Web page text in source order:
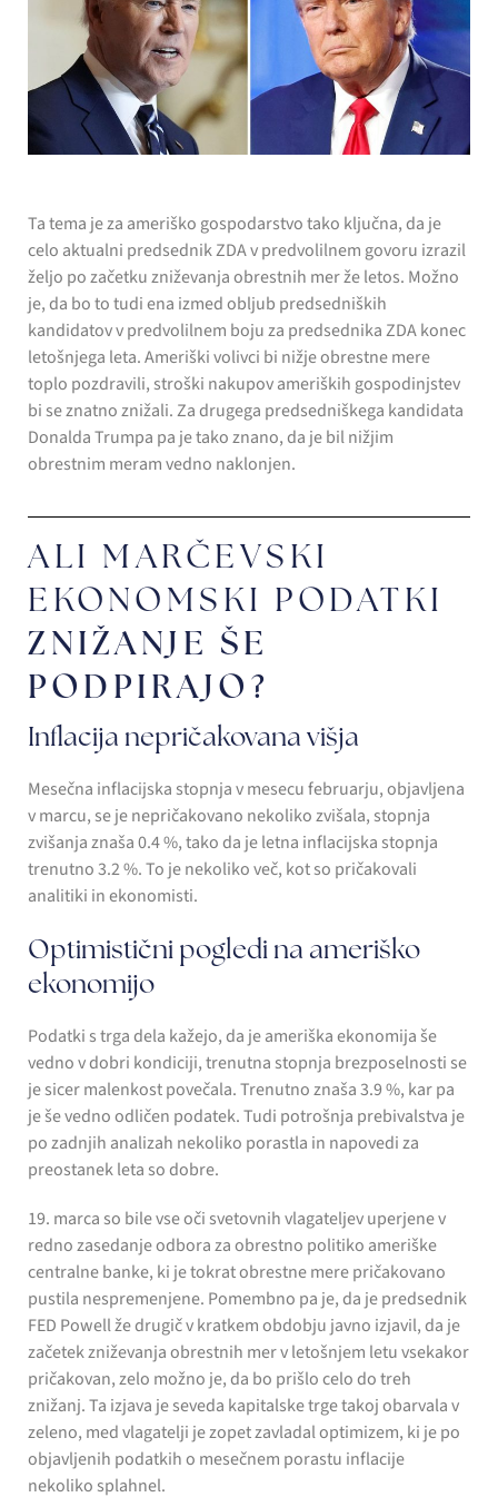
Ta tema je za ameriško gospodarstvo tako ključna, da je
celo aktualni predsednik ZDA v predvolilnem govoru izrazil
željo po začetku zniževanja obrestnih mer že letos. Možno
je, da bo to tudi ena izmed obljub predsedniških
kandidatov v predvolilnem boju za predsednika ZDA konec
letošnjega leta. Ameriški volivci bi nižje obrestne mere
toplo pozdravili, stroški nakupov ameriških gospodinjstev
bi se znatno znižali. Za drugega predsedniškega kandidata
Donalda Trumpa pa je tako znano, da je bil nižjim
obrestnim meram vedno naklonjen.
ALI MARČEVSKI
EKONOMSKI PODATKI
ZNIŽANJE ŠE
PODPIRAJO?
Inflacija nepričakovana višja
Mesečna inflacijska stopnja v mesecu februarju, objavljena
v marcu, se je nepričakovano nekoliko zvišala, stopnja
zvišanja znaša 0.4 %, tako da je letna inflacijska stopnja
trenutno 3.2 %. To je nekoliko več, kot so pričakovali
analitiki in ekonomisti.
Optimistični pogledi na ameriško
ekonomijo
Podatki s trga dela kažejo, da je ameriška ekonomija še
vedno v dobri kondiciji, trenutna stopnja brezposelnosti se
je sicer malenkost povečala. Trenutno znaša 3.9 %, kar pa
je še vedno odličen podatek. Tudi potrošnja prebivalstva je
po zadnjih analizah nekoliko porastla in napovedi za
preostanek leta so dobre.
19. marca so bile vse oči svetovnih vlagateljev uperjene v
redno zasedanje odbora za obrestno politiko ameriške
centralne banke, ki je tokrat obrestne mere pričakovano
pustila nespremenjene. Pomembno pa je, da je predsednik
FED Powell že drugič v kratkem obdobju javno izjavil, da je
začetek zniževanja obrestnih mer v letošnjem letu vsekakor
pričakovan, zelo možno je, da bo prišlo celo do treh
znižanj. Ta izjava je seveda kapitalske trge takoj obarvala v
zeleno, med vlagatelji je zopet zavladal optimizem, ki je po
objavljenih podatkih o mesečnem porastu inflacije
nekoliko splahnel.